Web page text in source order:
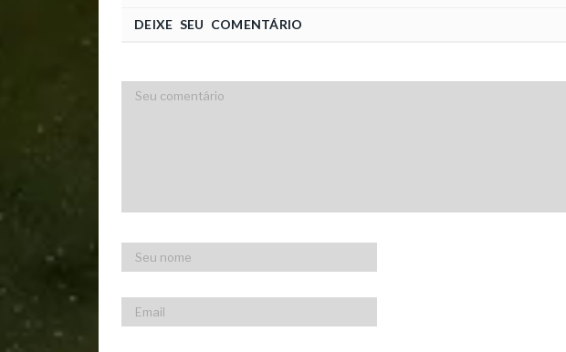
DEIXE SEU COMENTÁRIO